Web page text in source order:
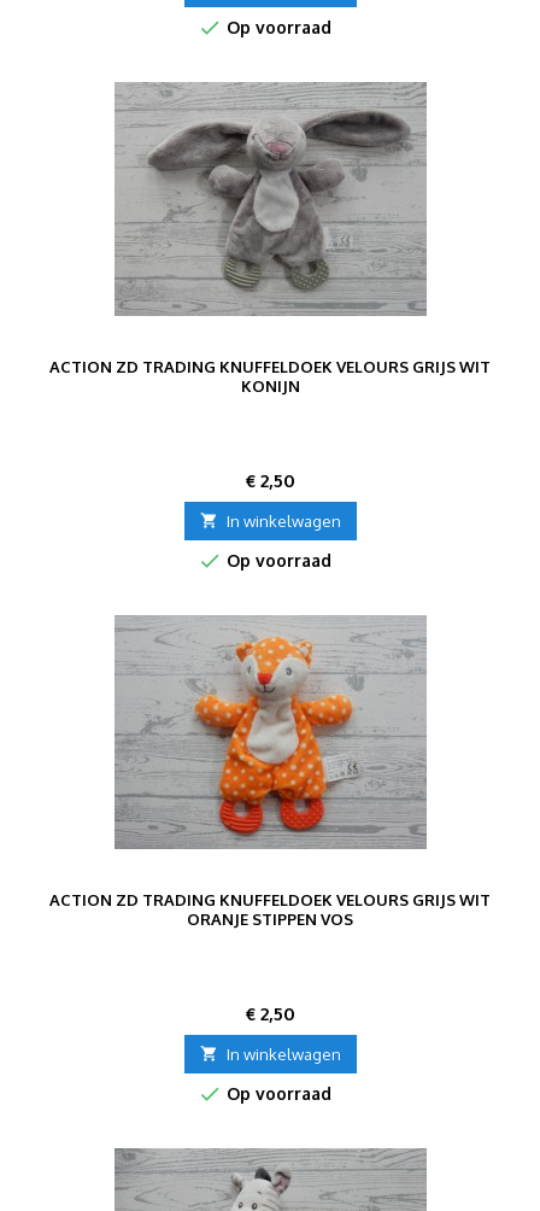
 Op voorraad
ACTION ZD TRADING KNUFFELDOEK VELOURS GRIJS WIT
KONIJN
Prijs
€ 2,50
 In winkelwagen
 Op voorraad
ACTION ZD TRADING KNUFFELDOEK VELOURS GRIJS WIT
ORANJE STIPPEN VOS
Prijs
€ 2,50
 In winkelwagen
 Op voorraad